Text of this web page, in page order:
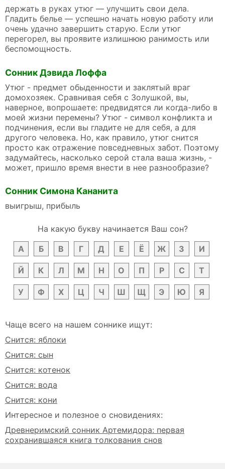
держать в руках утюг — улучшить свои дела.
Гладить белье — успешно начать новую работу или
очень удачно завершить старую. Если утюг
перегорел, вы проявите излишнюю ранимость или
беспомощность.
Сонник Дэвида Лоффа
Утюг - предмет обыденности и заклятый враг
домохозяек. Сравнивая себя с Золушкой, вы,
наверное, вопрошаете: предвидятся ли когда-либо в
моей жизни перемены? Утюг - символ конфликта и
подчинения, если вы гладите не для себя, а для
другого человека. Но, как правило, утюг снится
просто как отражение повседневных забот. Поэтому
задумайтесь, насколько серой стала ваша жизнь, -
может, пришло время внести в нее разнообразие?
Сонник Симона Кананита
выигрыш, прибыль
На какую букву начинается Ваш сон?
А
Б В Г Д Е Ё Ж З И
Й К Л М Н О П Р С Т
У Ф Х Ц Ч Ш Щ Э Ю Я
Чаще всего на нашем соннике ищут:
Снится: яблоки
Снится: сын
Снится: котенок
Снится: вода
Снится: кони
Интересное и полезное о сновидениях:
Древнеримский сонник Артемидора: первая
сохранившаяся книга толкования снов